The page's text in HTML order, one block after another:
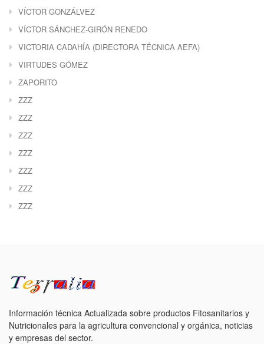
VÍCTOR GONZÁLVEZ
VÍCTOR SÁNCHEZ-GIRÓN RENEDO
VICTORIA CADAHÍA (DIRECTORA TÉCNICA AEFA)
VIRTUDES GÓMEZ
ZAPORITO
ZZZ
ZZZ
ZZZ
ZZZ
ZZZ
ZZZ
ZZZ
Información técnica Actualizada sobre productos Fitosanitarios y
Nutricionales para la agricultura convencional y orgánica, noticias
y empresas del sector.